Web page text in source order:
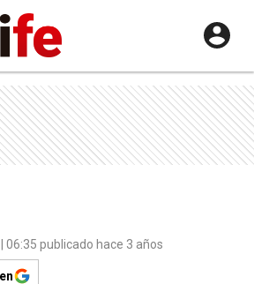
06:35 publicado hace 3 años